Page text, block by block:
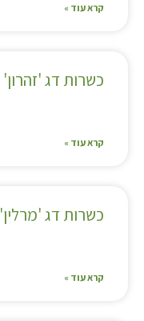
קרא עוד »
כשרות דג 'זהרון'
קרא עוד »
כשרות דג 'מרלין'
קרא עוד »